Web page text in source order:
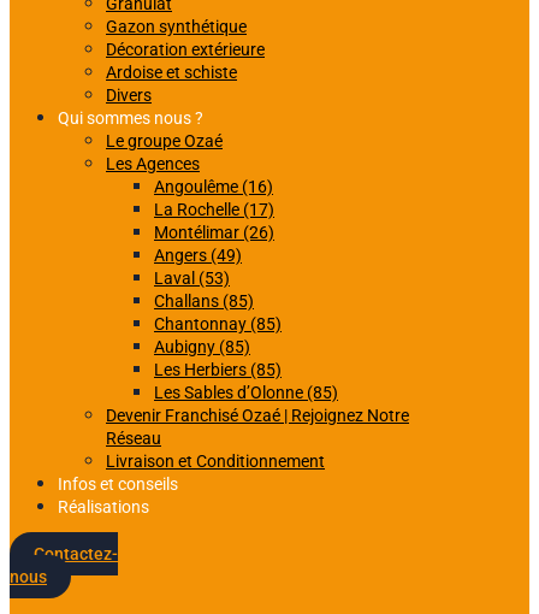
Gazon synthétique
Décoration extérieure
Ardoise et schiste
Divers
Qui sommes nous ?
Le groupe Ozaé
Les Agences
Angoulême (16)
La Rochelle (17)
Montélimar (26)
Angers (49)
Laval (53)
Challans (85)
Chantonnay (85)
Aubigny (85)
Les Herbiers (85)
Les Sables d’Olonne (85)
Devenir Franchisé Ozaé | Rejoignez Notre
Réseau
Livraison et Conditionnement
Infos et conseils
Réalisations
Contactez-
nous